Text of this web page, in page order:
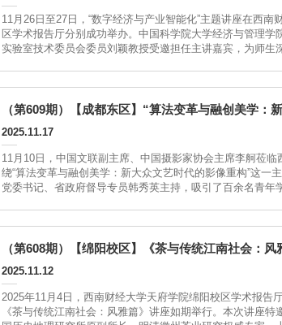
11月26日至27日，“数字经济与产业智能化”主题讲座在西
区学术报告厅分别成功举办。中国科学院大学经济与管理
实验室技术委员会委员刘颖教授受邀担任主讲嘉宾，为师生
（第609期）【成都东区】“算法变革与融创美学：
2025.11.17
11月10日，中国文联副主席、中国摄影家协会主席李舸莅
绕“算法变革与融创美学：新大众文艺时代的影像重构”这一
党委书记、省政府督导专员韩秀英主持，吸引了百余名青年
（第608期）【绵阳校区】《茶与传统江南社会：
2025.11.12
2025年11月4日，西南财经大学天府学院绵阳校区学术报告
《茶与传统江南社会：风雅篇》讲座如期举行。本次讲座